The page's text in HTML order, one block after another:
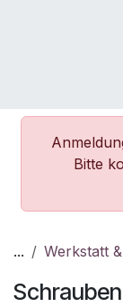
Bitte
... Werkstatt